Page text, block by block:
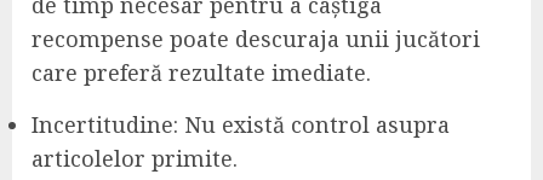
recompense poate descuraja unii jucători
care preferă rezultate imediate.
Incertitudine: Nu există control asupra
articolelor primite.